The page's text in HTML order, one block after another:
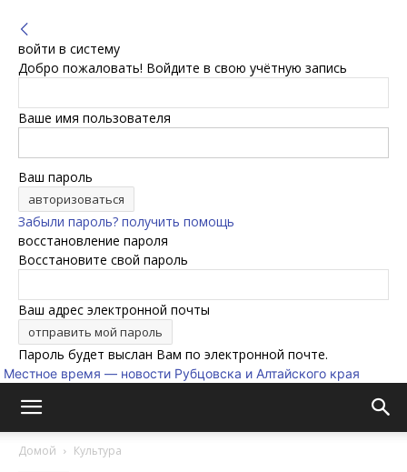
войти в систему
Добро пожаловать! Войдите в свою учётную запись
Ваше имя пользователя
Ваш пароль
Забыли пароль? получить помощь
восстановление пароля
Восстановите свой пароль
Ваш адрес электронной почты
Пароль будет выслан Вам по электронной почте.
Местное время — новости Рубцовска и Алтайского края
Домой Культура